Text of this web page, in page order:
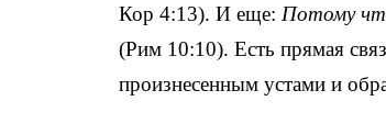
Кор 4:13). И еще: Потому
(Рим 10:10). Есть прямая
произнесенным устами и